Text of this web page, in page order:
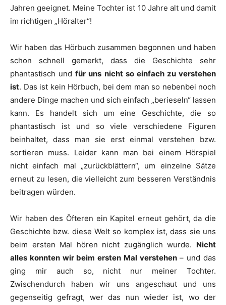
Jahren geeignet. Meine Tochter ist 10 Jahre alt und damit
im richtigen „Höralter“!
Wir haben das Hörbuch zusammen begonnen und haben
schon schnell gemerkt, dass die Geschichte sehr
phantastisch undfür uns nicht so einfach zu verstehen
ist. Das ist kein Hörbuch, bei dem man so nebenbei noch
andere Dinge machen und sich einfach „berieseln“ lassen
kann. Es handelt sich um eine Geschichte, die so
phantastisch ist und so viele verschiedene Figuren
beinhaltet, dass man sie erst einmal verstehen bzw.
sortieren muss. Leider kann man bei einem Hörspiel
nicht einfach mal „zurückblättern“, um einzelne Sätze
erneut zu lesen, die vielleicht zum besseren Verständnis
beitragen würden.
Wir haben des Öfteren ein Kapitel erneut gehört, da die
Geschichte bzw. diese Welt so komplex ist, dass sie uns
beim ersten Mal hören nicht zugänglich wurde. Nicht
alles konnten wir beim ersten Mal verstehen– und das
ging mir auch so, nicht nur meiner Tochter.
Zwischendurch haben wir uns angeschaut und uns
gegenseitig gefragt, wer das nun wieder ist, wo der